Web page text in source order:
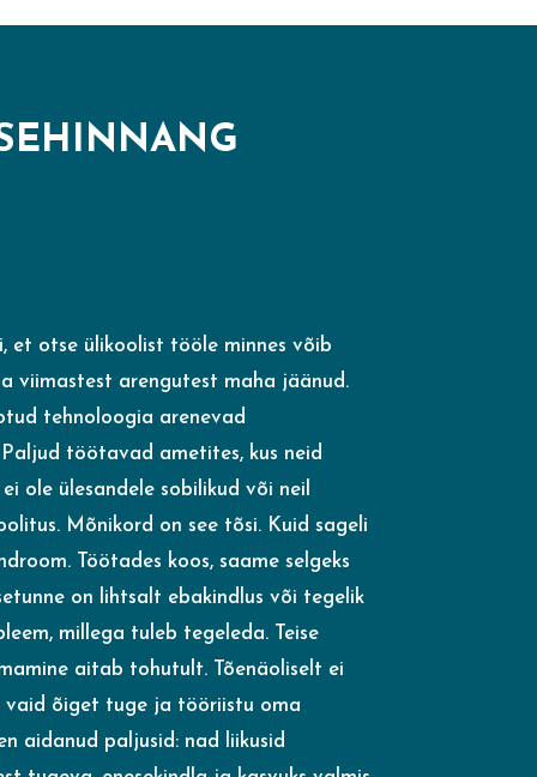
et otse ülikoolist tööle minnes võib
viimastest arengutest maha jäänud.
tehnoloogia arenevad
töötavad ametites, kus neid
ole ülesandele sobilikud või neil
Mõnikord on see tõsi. Kuid sageli
Töötades koos, saame selgeks
on lihtsalt ebakindlus või tegelik
millega tuleb tegeleda. Teise
aitab tohutult. Tõenäoliselt ei
vaid õiget tuge ja tööriistu oma
aidanud paljusid: nad liikusid